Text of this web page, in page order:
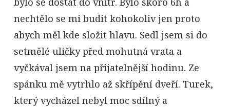
nechtělo se mi budit kohokoliv jen proto
abych měl kde složit hlavu. Sedl jsem si do
setmělé uličky před mohutná vrata a
vyčkával jsem na přijatelnější hodinu. Ze
spánku mě vytrhlo až skřípění dveří. Turek,
který vycházel nebyl moc sdílný a